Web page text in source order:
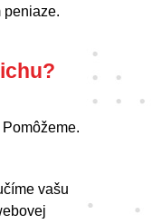
peniaze.
vašu